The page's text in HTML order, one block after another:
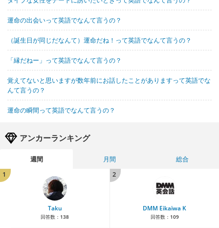
運命の出会いって英語でなんて言うの？
（誕生日が同じだなんて）運命だね！って英語でなんて言うの？
「縁だねー」って英語でなんて言うの？
覚えてないと思いますが数年前にお話したことがありますって英語でな
んて言うの？
運命の瞬間って英語でなんて言うの？
アンカーランキング
週間 月間
総合
1
Taku
回答数： 138
2
DMM Eikaiwa K
回答数： 109